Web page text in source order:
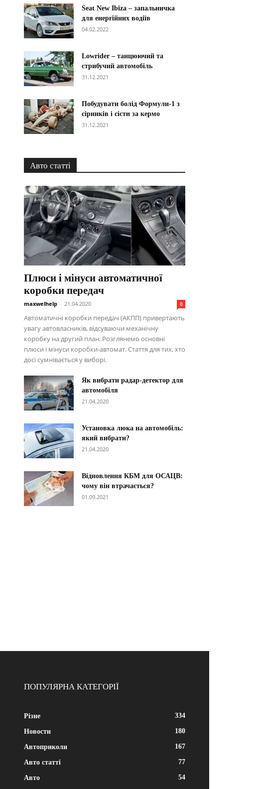
Seat New Ibiza – запальничка
для енергійних водіїв
04.02.2022
Lowrider – танцюючий та
стрибучий автомобіль
31.12.2021
Побудувати болід Формули-1 з
сірників і сісти за кермо
31.12.2021
Авто статті
Плюси і мінуси автоматичної
коробки передач
maxwelhelp - 21.04.2020 0
Автоматичні коробки передач (АКПП) привертають
увагу автовласників, відсуваючи механічну
коробку на другий план. Розглянемо основні
плюси і мінуси коробки-автомат. Стаття для тих, хто
досі сумнівається у виборі.
Як вибрати радар-детектор для
автомобіля
21.04.2020
Установка люка на автомобіль:
який вибрати?
21.04.2020
Відновлення КБМ для ОСАЦВ:
чому він втрачається?
01.09.2021
ПОПУЛЯРНА КАТЕГОРІЇ
Різне 334
Новости 180
Автоприколи 167
Авто статті 77
Авто 54